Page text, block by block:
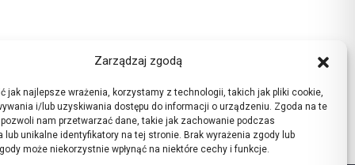
Zarządzaj zgodą
jak najlepsze wrażenia, korzystamy z technologii, takich jak pliki cookie,
i/lub uzyskiwania dostępu do informacji o urządzeniu. Zgoda na te
nam przetwarzać dane, takie jak zachowanie podczas
lub unikalne identyfikatory na tej stronie. Brak wyrażenia zgody lub
może niekorzystnie wpłynąć na niektóre cechy i funkcje.